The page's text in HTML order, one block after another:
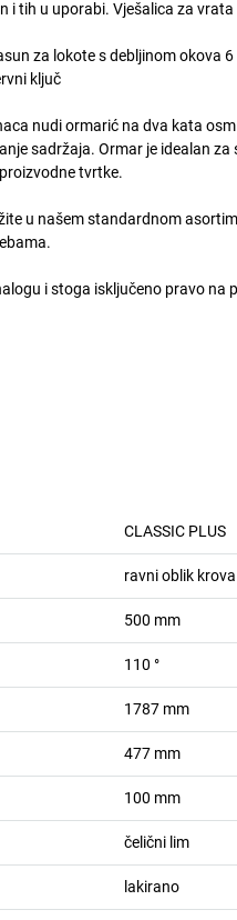
i tih u uporabi. Vješalica za
za lokote s debljinom okova 6
ključ
nudi ormarić na dva kata
sadržaja. Ormar je idealan
tvrtke.
u našem standardnom
i stoga isključeno pravo na
CLASSIC PLUS
ravni oblik krova
500 mm
110 °
1787 mm
477 mm
100 mm
čelični lim
lakirano